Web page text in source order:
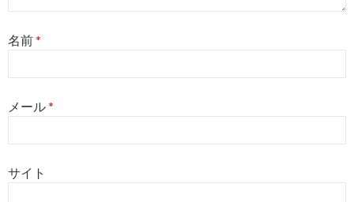
名前*
メール*
サイト